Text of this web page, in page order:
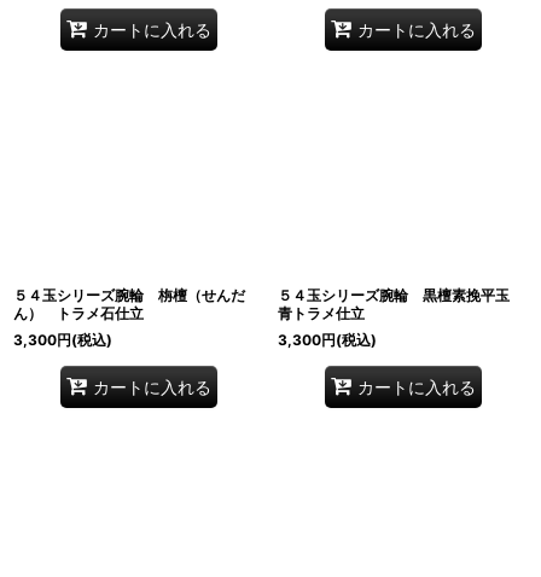
カートに入れる カートに入れる
５４玉シリーズ腕輪 栴檀（せんだ
ん） トラメ石仕立
3,300円(税込)
カートに入れる
５４玉シリーズ腕輪 黒檀素挽平玉
青トラメ仕立
3,300円(税込)
カートに入れる